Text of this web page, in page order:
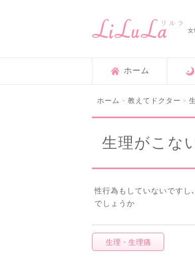
女
ホーム
ホーム > 教えてドクター >
生理がこな
性行為もしていないですし
でしょうか
生理・生理痛